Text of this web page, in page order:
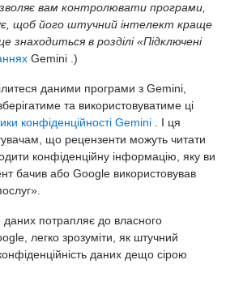
вам контролювати програми,
щоб його штучний інтелект краще
знаходиться в розділі «Підключені
Gemini .)
даними програми з Gemini,
та використовуватиме ці
конфіденційності Gemini . І ця
що рецензенти можуть читати
конфіденційну інформацію, яку ви
бачив або Google використовував
даних потрапляє до власного
легко зрозуміти, як штучний
даних дещо сірою